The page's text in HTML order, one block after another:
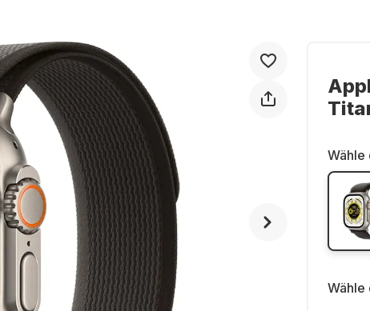
Wähle
Wähle